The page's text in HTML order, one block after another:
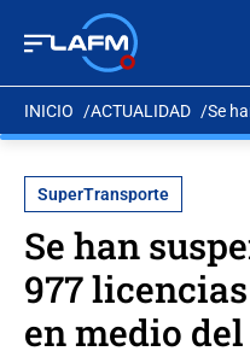
INICIO ACTUALIDAD Se
SuperTransporte
Se han
977
en medio